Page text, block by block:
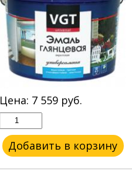
Цена: 7 559 руб.
Добавить в корзину